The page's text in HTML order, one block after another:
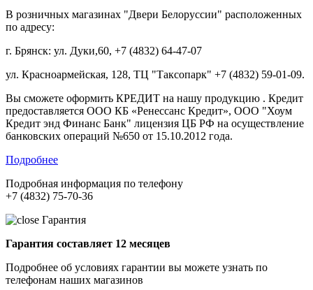
В розничных магазинах "Двери Белоруссии" расположенных
по адресу:
г. Брянск: ул. Дуки,60, +7 (4832) 64-47-07
ул. Красноармейская, 128, ТЦ "Таксопарк" +7 (4832) 59-01-09.
Вы сможете оформить КРЕДИТ на нашу продукцию . Кредит
предоставляется ООО КБ «Ренессанс Кредит», ООО "Хоум
Кредит энд Финанс Банк" лицензия ЦБ РФ на осуществление
банковских операций №650 от 15.10.2012 года.
Подробнее
Подробная информация по телефону
+7 (4832) 75-70-36
Гарантия
Гарантия составляет 12 месяцев
Подробнее об условиях гарантии вы можете узнать по
телефонам наших магазинов